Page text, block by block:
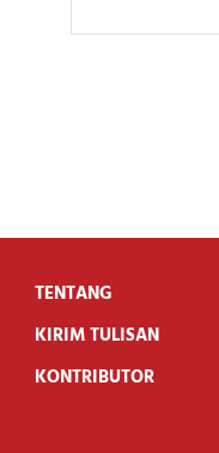
TENTANG
KIRIM TULISAN
KONTRIBUTOR